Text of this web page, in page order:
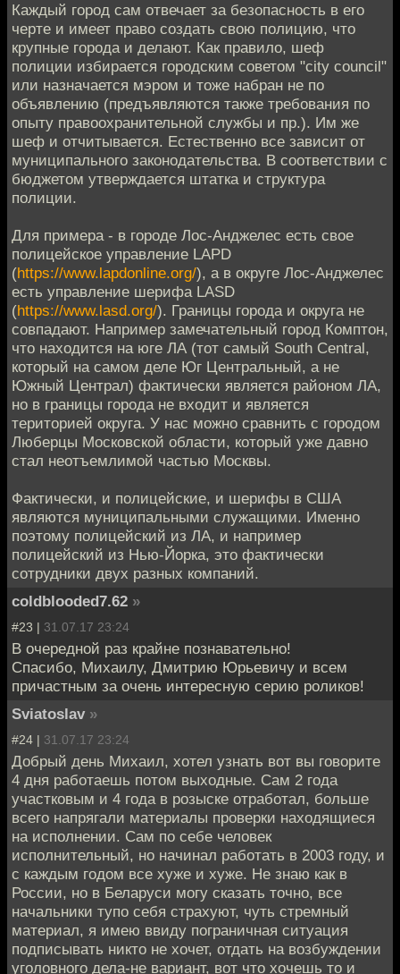
Каждый город сам отвечает за безопасность в его
черте и имеет право создать свою полицию, что
крупные города и делают. Как правило, шеф
полиции избирается городским советом "city council"
или назначается мэром и тоже набран не по
объявлению (предъявляются также требования по
опыту правоохранительной службы и пр.). Им же
шеф и отчитывается. Естественно все зависит от
муниципального законодательства. В соответствии с
бюджетом утверждается штатка и структура
полиции.
Для примера - в городе Лос-Анджелес есть свое
полицейское управление LAPD
(https://www.lapdonline.org/), а в округе Лос-Анджелес
есть управление шерифа LASD
(https://www.lasd.org/). Границы города и округа не
совпадают. Например замечательный город Комптон,
что находится на юге ЛА (тот самый South Central,
который на самом деле Юг Центральный, а не
Южный Централ) фактически является районом ЛА,
но в границы города не входит и является
територией округа. У нас можно сравнить с городом
Люберцы Московской области, который уже давно
стал неотъемлимой частью Москвы.
Фактически, и полицейские, и шерифы в США
являются муниципальными служащими. Именно
поэтому полицейский из ЛА, и например
полицейский из Нью-Йорка, это фактически
сотрудники двух разных компаний.
coldblooded7.62 »
#23 | 31.07.17 23:24
В очередной раз крайне познавательно!
Спасибо, Михаилу, Дмитрию Юрьевичу и всем
причастным за очень интересную серию роликов!
Sviatoslav »
#24 | 31.07.17 23:24
Добрый день Михаил, хотел узнать вот вы говорите
4 дня работаешь потом выходные. Сам 2 года
участковым и 4 года в розыске отработал, больше
всего напрягали материалы проверки находящиеся
на исполнении. Сам по себе человек
исполнительный, но начинал работать в 2003 году, и
с каждым годом все хуже и хуже. Не знаю как в
России, но в Беларуси могу сказать точно, все
начальники тупо себя страхуют, чуть стремный
материал, я имею ввиду пограничная ситуация
подписывать никто не хочет, отдать на возбуждении
уголовного дела-не вариант, вот что хочешь то и